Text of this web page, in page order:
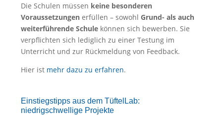
Die Schulen müssen keine besonderen
Voraussetzungen erfüllen – sowohl Grund- als auch
weiterführende Schule können sich bewerben. Sie
verpflichten sich lediglich zu einer Testung im
Unterricht und zur Rückmeldung von Feedback.
Hier ist mehr dazu zu erfahren.
Einstiegstipps aus dem TüftelLab:
niedrigschwellige Projekte